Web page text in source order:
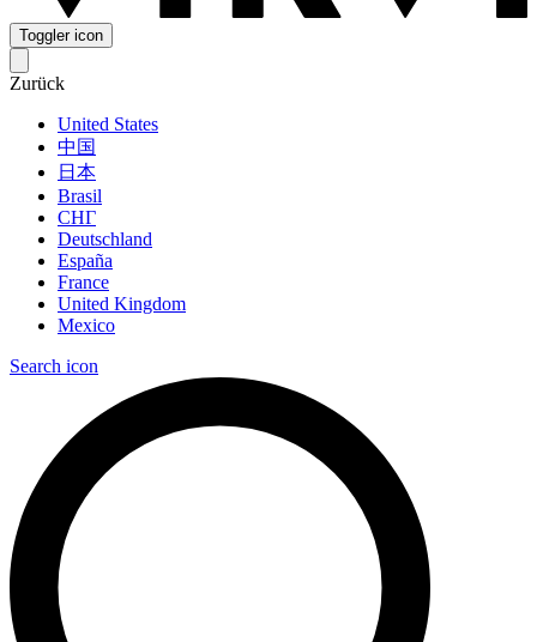
Toggler icon
Zurück
United States
中国
日本
Brasil
СНГ
Deutschland
España
France
United Kingdom
Mexico
Search icon